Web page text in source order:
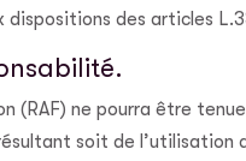
des articles
(RAF) ne pourra être
soit de l’utilisation